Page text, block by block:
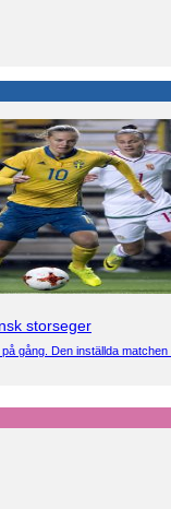
storseger
gång. Den inställda